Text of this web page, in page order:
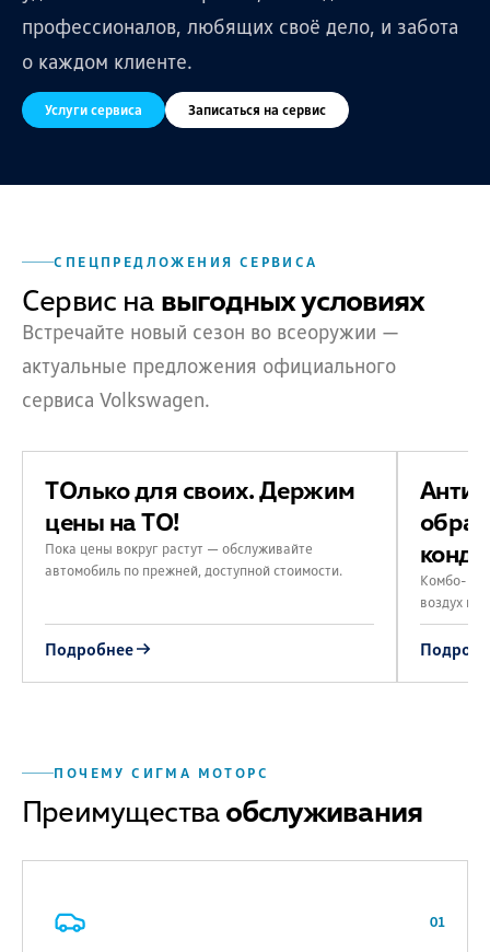
профессионалов, любящих своё дело, и забота
о каждом клиенте.
Услуги сервиса Записаться на сервис
СПЕЦПРЕДЛОЖЕНИЯ СЕРВИСА
Сервис на выгодных условиях
Встречайте новый сезон во всеоружии —
актуальные предложения официального
сервиса Volkswagen.
ТОлько для своих. Держим
цены на ТО!
Пока цены вокруг растут — обслуживайте
автомобиль по прежней, доступной стоимости.
Подробнее
Комбо-
воздух в
ПОЧЕМУ СИГМА МОТОРС
Преимуществаобслуживания
01